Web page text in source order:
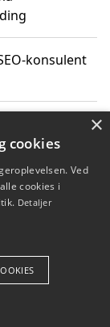
konsulent
og vælg den
løsning
×
cookies
Ved
cookies i
Detaljer